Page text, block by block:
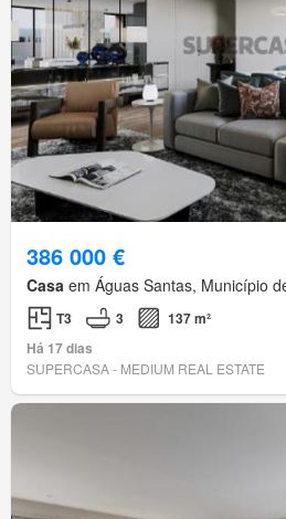
386 000 €
Casa em Águas Santas, Município
T3 3
137 m²
Há 17 dias
SUPERCASA - MEDIUM REAL ESTATE